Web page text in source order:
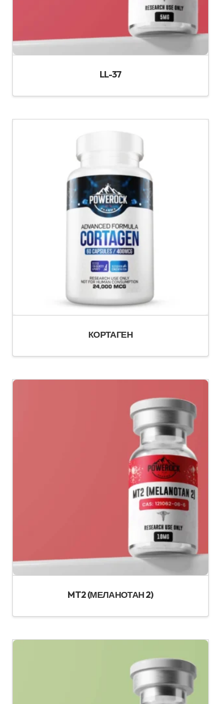
LL-37
КОРТАГЕН
MT2 (МЕЛАНОТАН 2)